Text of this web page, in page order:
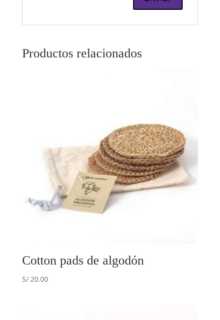
Productos relacionados
Cotton pads de algodón
S/20.00